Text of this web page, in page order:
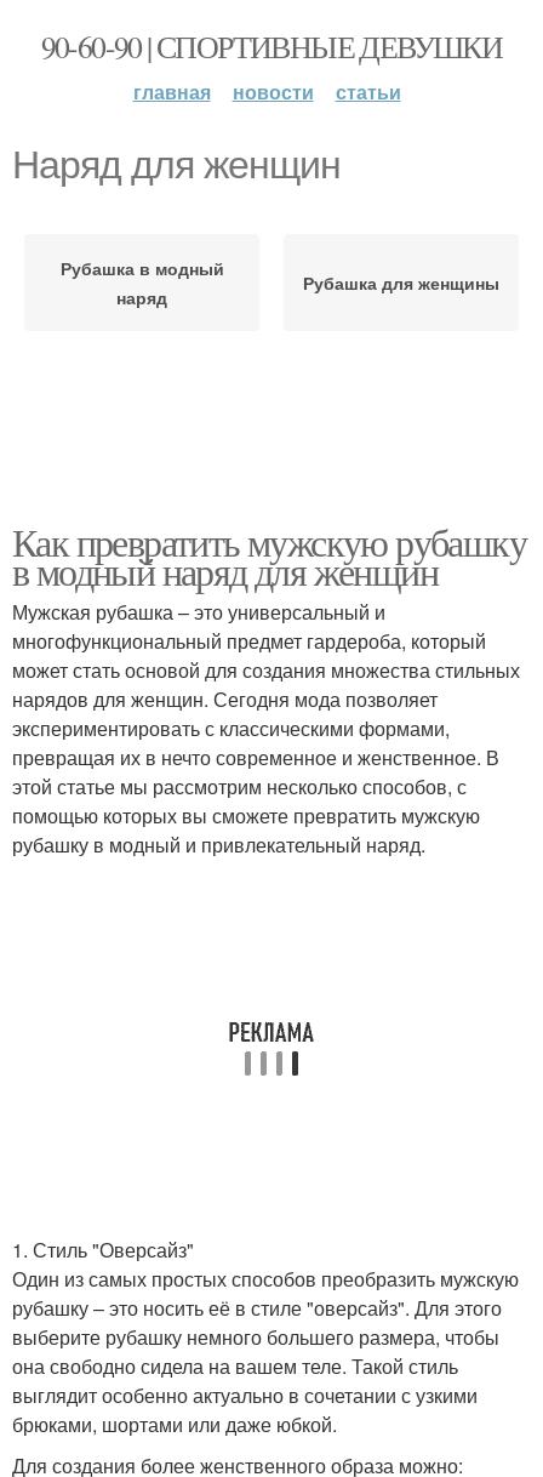
90-60-90 | СПОРТИВНЫЕ ДЕВУШКИ
главная новости статьи
Наряд для женщин
Рубашка в модный
наряд
Рубашка для женщины
Как превратить мужскую рубашку
в модный наряд для женщин
Мужская рубашка – это универсальный и
многофункциональный предмет гардероба, который
может стать основой для создания множества стильных
нарядов для женщин. Сегодня мода позволяет
экспериментировать с классическими формами,
превращая их в нечто современное и женственное. В
этой статье мы рассмотрим несколько способов, с
помощью которых вы сможете превратить мужскую
рубашку в модный и привлекательный наряд.
1. Стиль "Оверсайз"
Один из самых простых способов преобразить мужскую
рубашку – это носить её в стиле "оверсайз". Для этого
выберите рубашку немного большего размера, чтобы
она свободно сидела на вашем теле. Такой стиль
выглядит особенно актуально в сочетании с узкими
брюками, шортами или даже юбкой.
Для создания более женственного образа можно: